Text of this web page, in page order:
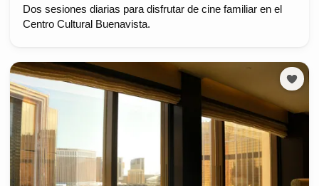
Dos sesiones diarias para disfrutar de cine familiar en el
Centro Cultural Buenavista.